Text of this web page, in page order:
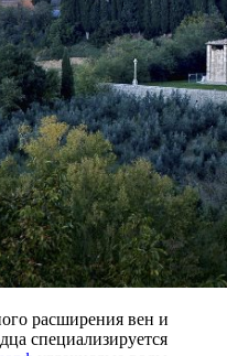
расширения вен и
специализируется